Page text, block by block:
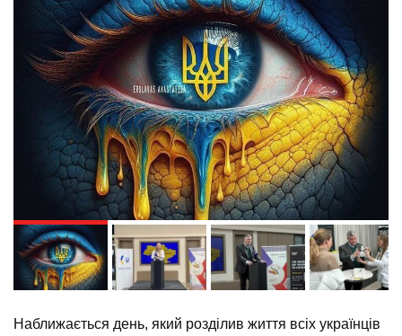
Наближається день, який розділив життя всіх українців